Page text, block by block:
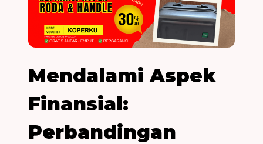
Mendalami Aspek
Finansial:
Perbandingan